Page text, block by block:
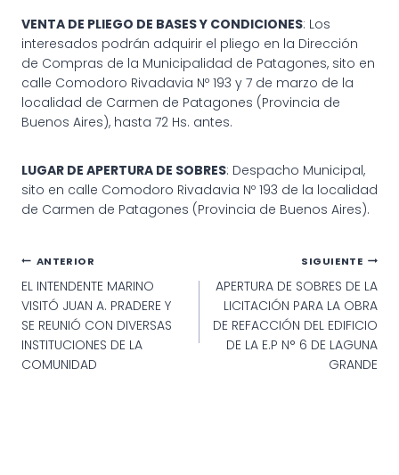
VENTA DE PLIEGO DE BASES Y CONDICIONES: Los
interesados podrán adquirir el pliego en la Dirección
de Compras de la Municipalidad de Patagones, sito en
calle Comodoro Rivadavia Nº 193 y 7 de marzo de la
localidad de Carmen de Patagones (Provincia de
Buenos Aires), hasta 72 Hs. antes.
LUGAR DE APERTURA DE SOBRES: Despacho Municipal,
sito en calle Comodoro Rivadavia Nº 193 de la localidad
de Carmen de Patagones (Provincia de Buenos Aires).
Navegación
de
entradas
ANTERIOR
EL INTENDENTE MARINO
VISITÓ JUAN A. PRADERE Y
SE REUNIÓ CON DIVERSAS
INSTITUCIONES DE LA
COMUNIDAD
SIGUIENTE
APERTURA DE SOBRES DE LA
LICITACIÓN PARA LA OBRA
DE REFACCIÓN DEL EDIFICIO
DE LA E.P N° 6 DE LAGUNA
GRANDE